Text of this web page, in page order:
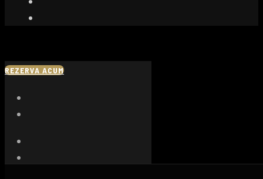
REZERVA ACUM